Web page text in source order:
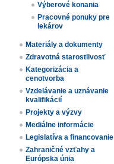
Výberové konania
Pracovné ponuky pre
lekárov
Materiály a dokumenty
Zdravotná starostlivosť
Kategorizácia a
cenotvorba
Vzdelávanie a uznávanie
kvalifikácií
Projekty a výzvy
Mediálne informácie
Legislatíva a financovanie
Zahraničné vzťahy a
Európska únia